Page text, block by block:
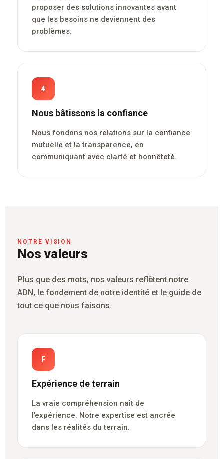
proposer des solutions innovantes avant
que les besoins ne deviennent des
problèmes.
4
Nous bâtissons la confiance
Nous fondons nos relations sur la confiance
mutuelle et la transparence, en
communiquant avec clarté et honnêteté.
NOTRE VISION
Nos valeurs
Plus que des mots, nos valeurs reflètent notre
ADN, le fondement de notre identité et le guide de
tout ce que nous faisons.
F
Expérience de terrain
La vraie compréhension naît de
l’expérience. Notre expertise est ancrée
dans les réalités du terrain.